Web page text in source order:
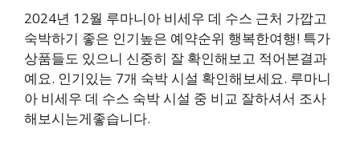
2024년 12월 루마니아 비세우 데 수스 근처 가깝고
숙박하기 좋은 인기높은 예약순위 행복한여행! 특가
상품들도 있으니 신중히 잘 확인해보고 적어본결과
예요. 인기있는 7개 숙박 시설 확인해보세요. 루마니
아 비세우 데 수스 숙박 시설 중 비교 잘하셔서 조사
해보시는게좋습니다.